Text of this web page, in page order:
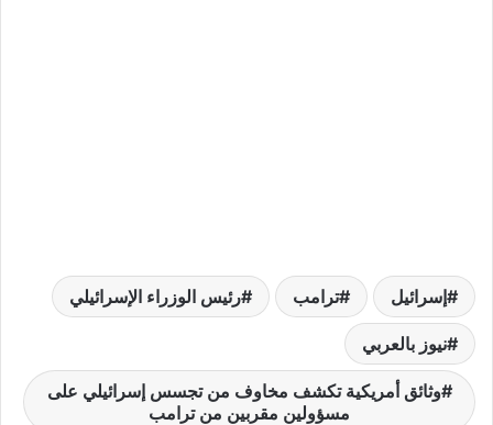
إسرائيل ترامب رئيس الوزراء الإسرائيلي
نيوز بالعربي
وثائق أمريكية تكشف مخاوف من تجسس إسرائيلي على
مسؤولين مقربين من ترامب